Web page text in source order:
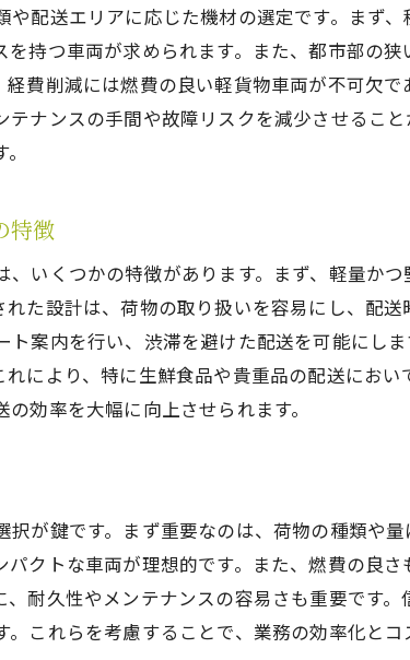
軽貨物機材現場活用例
ユーザーの声を反映した軽貨物機材選定
軽貨物配送の現場経験が生む機材選び
コスト削減に繋がる軽貨物機材の使い
軽貨物機材で配送先のニーズに応える
配送効率を上げるための軽貨物機材活
軽貨物機材の最新技術動向
成功事例に学ぶ軽貨物機材活用法
軽貨物機材で顧客満足度を向上させる
品質向上に貢献する軽貨物機材の特性
軽貨物機材で生産性を高めるポイント
適切な機材選びで配送ミスを減らす
配送エリアに応じた機材の選定です。まず
持つ車両が求められます。また、都市部の
費削減には燃費の良い軽貨物車両が不可欠
ナンスの手間や故障リスクを減少させるこ
特徴
いくつかの特徴があります。まず、軽量か
た設計は、荷物の取り扱いを容易にし、配
案内を行い、渋滞を避けた配送を可能にし
により、特に生鮮食品や貴重品の配送にお
効率を大幅に向上させられます。
が鍵です。まず重要なのは、荷物の種類や
クトな車両が理想的です。また、燃費の良
耐久性やメンテナンスの容易さも重要です
これらを考慮することで、業務の効率化と